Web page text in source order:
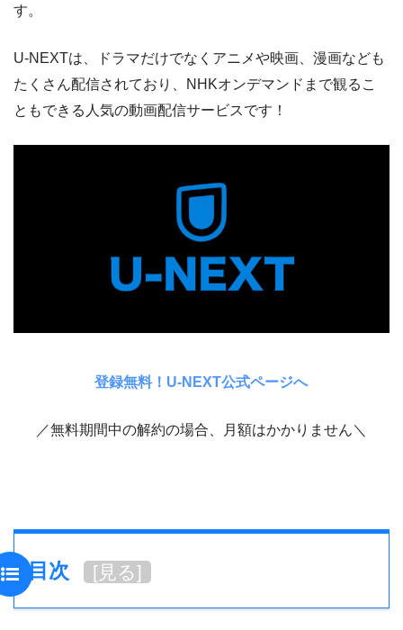
す。
U-NEXTは、ドラマだけでなくアニメや映画、漫画なども
たくさん配信されており、NHKオンデマンドまで観るこ
ともできる人気の動画配信サービスです！
登録無料！U-NEXT公式ページへ
／無料期間中の解約の場合、月額はかかりません＼
目次 [見る]